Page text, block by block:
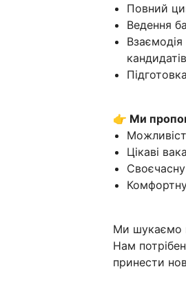
Повний
Ведення
👉 Ми
Цікаві
Ми шукаємо
Нам
принести